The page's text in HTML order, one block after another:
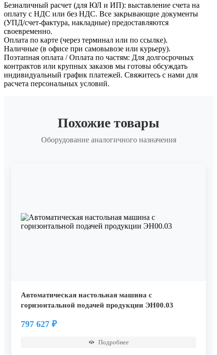
Безналичный расчет (для ЮЛ и ИП): выставление счета на
оплату с НДС или без НДС. Все закрывающие документы
(УПД/счет-фактура, накладные) предоставляются
своевременно.
Оплата по карте (через терминал или по ссылке).
Наличные (в офисе при самовывозе или курьеру).
Поэтапная оплата / Оплата по частям: Для долгосрочных
контрактов или крупных заказов мы готовы обсуждать
индивидуальный график платежей. Свяжитесь с нами для
расчета персональных условий.
Похожие товары
Оборудование аналогичного назначения
Автоматическая настольная машина с
горизонтальной подачей продукции ЭН00.03
797 627 ₽
Подробнее